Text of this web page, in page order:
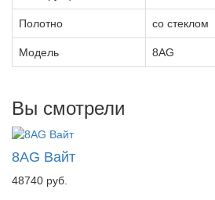
Полотно со стеклом
Модель 8AG
Вы смотрели
8AG Вайт
48740 руб.